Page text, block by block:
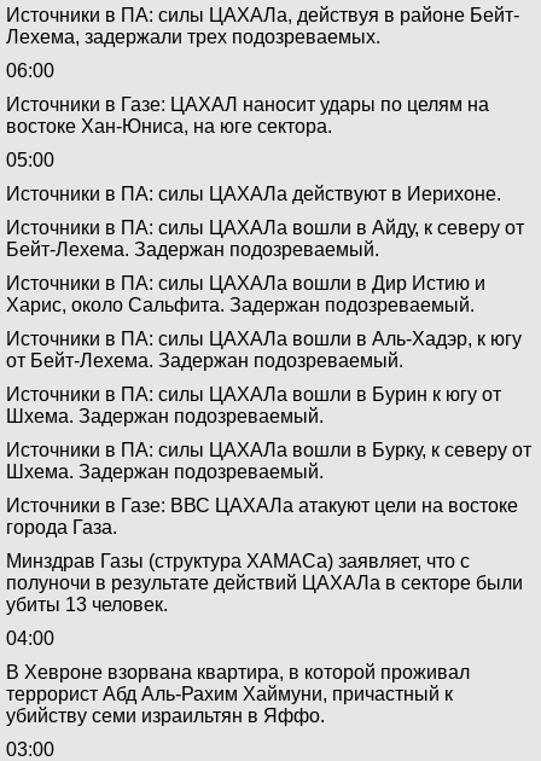
Источники в ПА: силы ЦАХАЛа, действуя в районе Бейт-
Лехема, задержали трех подозреваемых.
06:00
Источники в Газе: ЦАХАЛ наносит удары по целям на
востоке Хан-Юниса, на юге сектора.
05:00
Источники в ПА: силы ЦАХАЛа действуют в Иерихоне.
Источники в ПА: силы ЦАХАЛа вошли в Айду, к северу от
Бейт-Лехема. Задержан подозреваемый.
Источники в ПА: силы ЦАХАЛа вошли в Дир Истию и
Харис, около Сальфита. Задержан подозреваемый.
Источники в ПА: силы ЦАХАЛа вошли в Аль-Хадэр, к югу
от Бейт-Лехема. Задержан подозреваемый.
Источники в ПА: силы ЦАХАЛа вошли в Бурин к югу от
Шхема. Задержан подозреваемый.
Источники в ПА: силы ЦАХАЛа вошли в Бурку, к северу от
Шхема. Задержан подозреваемый.
Источники в Газе: ВВС ЦАХАЛа атакуют цели на востоке
города Газа.
Минздрав Газы (структура ХАМАСа) заявляет, что с
полуночи в результате действий ЦАХАЛа в секторе были
убиты 13 человек.
04:00
В Хевроне взорвана квартира, в которой проживал
террорист Абд Аль-Рахим Хаймуни, причастный к
убийству семи израильтян в Яффо.
03:00